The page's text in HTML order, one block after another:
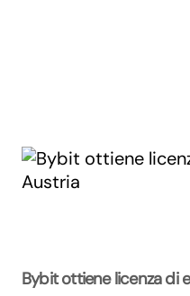
Bybit ottiene licenza di